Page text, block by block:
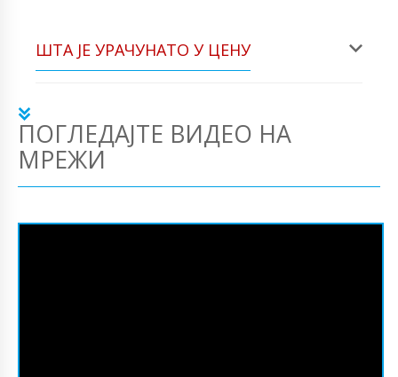
ШТА ЈЕ УРАЧУНАТО У ЦЕНУ
ПОГЛЕДАЈТЕ ВИДЕО НА
МРЕЖИ